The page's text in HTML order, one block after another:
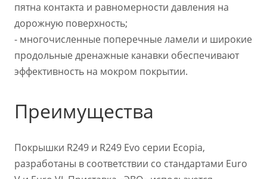
пятна контакта и равномерности давления на
дорожную поверхность;
- многочисленные поперечные ламели и широкие
продольные дренажные канавки обеспечивают
эффективность на мокром покрытии.
Преимущества
Покрышки R249 и R249 Evo серии Ecopia,
разработаны в соответствии со стандартами Euro